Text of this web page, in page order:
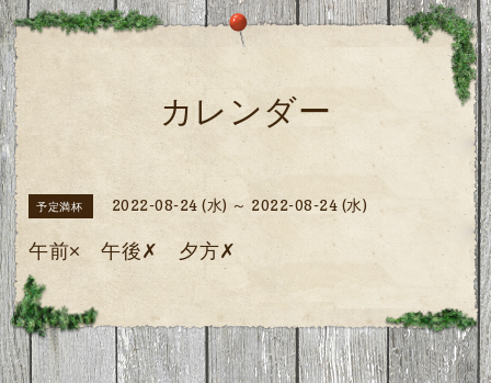
カレンダー
予定満杯 2022-08-24 (水) ～ 2022-08-24 (水)
午前× 午後✗ 夕方✗